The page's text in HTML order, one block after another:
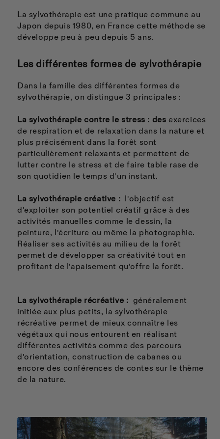
La sylvothérapie est une pratique commune au
Japon depuis 1980, en France cette méthode se
développe peu à peu depuis 5 ans.
Les différentes formes de sylvothérapie
Dans la famille des différentes formes de
sylvothérapie, on distingue 3 principales :
La sylvothérapie contre le stress : des exercices
de respiration et de relaxation dans la nature et
plus précisément dans la forêt sont
particulièrement relaxants et permettent de
lutter contre le stress et de faire table rase de
son quotidien le temps d'un instant.
La sylvothérapie créative : l'objectif est
d'exploiter son potentiel créatif grâce à des
activités manuelles comme le dessin, la
peinture, l'écriture ou même la photographie.
Réaliser ses activités au milieu de la forêt
permet de développer sa créativité tout en
profitant de l'apaisement qu'offre la forêt.
La sylvothérapie récréative : généralement
initiée aux plus petits, la sylvothérapie
récréative permet de mieux connaître les
végétaux qui nous entourent en réalisant
différentes activités comme des parcours
d'orientation, construction de cabanes ou
encore des conférences de contes sur le thème
de la nature.